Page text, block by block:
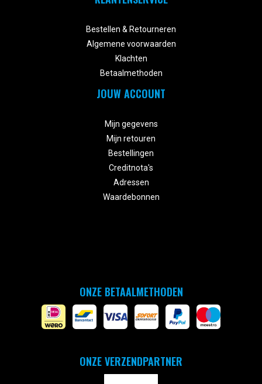
Bestellen & Retourneren
Algemene voorwaarden
Klachten
Betaalmethoden
JOUW ACCOUNT
Mijn gegevens
Mijn retouren
Bestellingen
Creditnota's
Adressen
Waardebonnen
ONZE BETAALMETHODEN
ONZE VERZENDPARTNER